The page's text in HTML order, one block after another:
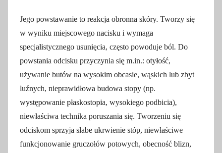
Jego powstawanie to reakcja obronna skóry. Tworzy się
w wyniku miejscowego nacisku i wymaga
specjalistycznego usunięcia, często powoduje ból. Do
powstania odcisku przyczynia się m.in.: otyłość,
używanie butów na wysokim obcasie, wąskich lub zbyt
luźnych, nieprawidłowa budowa stopy (np.
występowanie płaskostopia, wysokiego podbicia),
niewłaściwa technika poruszania się. Tworzeniu się
odciskom sprzyja słabe ukrwienie stóp, niewłaściwe
funkcjonowanie gruczołów potowych, obecność blizn,